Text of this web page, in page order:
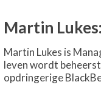
Martin
Martin Lukes is
leven wordt
opdringerige